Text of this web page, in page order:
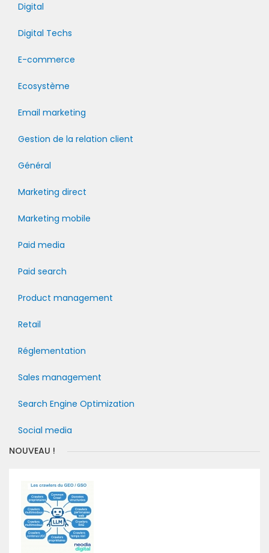
Digital
Digital Techs
E-commerce
Ecosystème
Email marketing
Gestion de la relation client
Général
Marketing direct
Marketing mobile
Paid media
Paid search
Product management
Retail
Réglementation
Sales management
Search Engine Optimization
Social media
NOUVEAU !